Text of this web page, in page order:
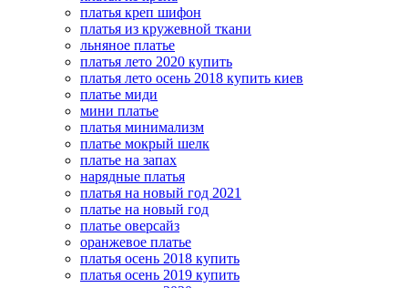
платья креп шифон
платья из кружевной ткани
льняное платье
платья лето 2020 купить
платья лето осень 2018 купить киев
платье миди
мини платье
платья минимализм
платье мокрый шелк
платье на запах
нарядные платья
платья на новый год 2021
платье на новый год
платье оверсайз
оранжевое платье
платья осень 2018 купить
платья осень 2019 купить